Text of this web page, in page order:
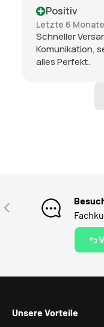
Positiv
Letzte 6 Monate
Schneller
Komunikation,
alles Perfekt.
VORHERIGE
Unsere Vorteile